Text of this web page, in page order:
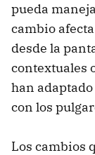
pueda
cambio
desde la
contextuales
han
con los
Los cambios